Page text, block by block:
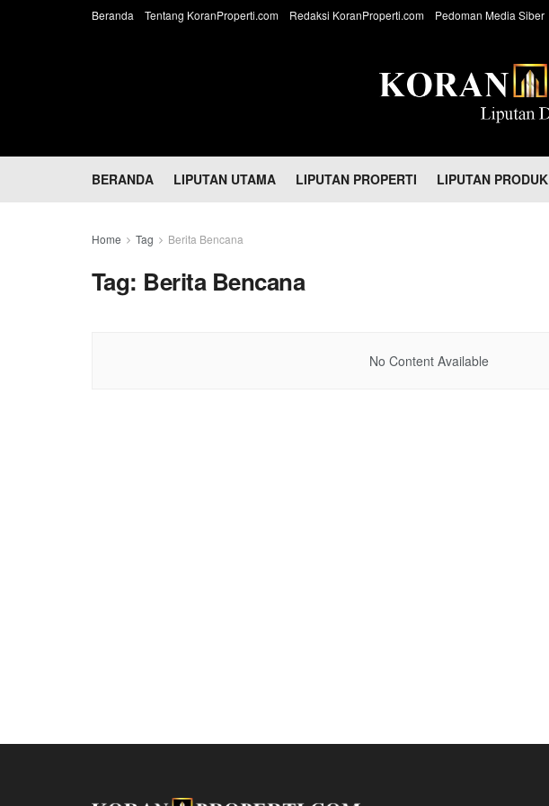
Beranda Tentang KoranProperti.com Redaksi KoranProperti.com Pedoman Media Siber
BERANDA LIPUTAN UTAMA LIPUTAN PROPERTI LIPUTAN PRODUK
Home Tag Berita Bencana
Tag: Berita Bencana
No Content Available